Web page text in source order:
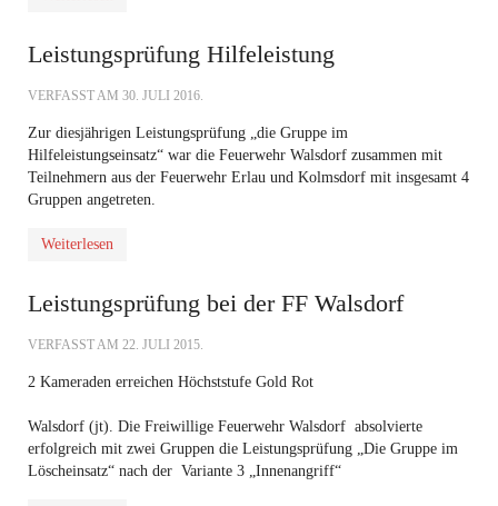
Leistungsprüfung Hilfeleistung
VERFASST AM 30. JULI 2016.
Zur diesjährigen Leistungsprüfung „die Gruppe im
Hilfeleistungseinsatz“ war die Feuerwehr Walsdorf zusammen mit
Teilnehmern aus der Feuerwehr Erlau und Kolmsdorf mit insgesamt 4
Gruppen angetreten.
Weiterlesen
Leistungsprüfung bei der FF Walsdorf
VERFASST AM 22. JULI 2015.
2 Kameraden erreichen Höchststufe Gold Rot
Walsdorf (jt). Die Freiwillige Feuerwehr Walsdorf absolvierte
erfolgreich mit zwei Gruppen die Leistungsprüfung „Die Gruppe im
Löscheinsatz“ nach der Variante 3 „Innenangriff“